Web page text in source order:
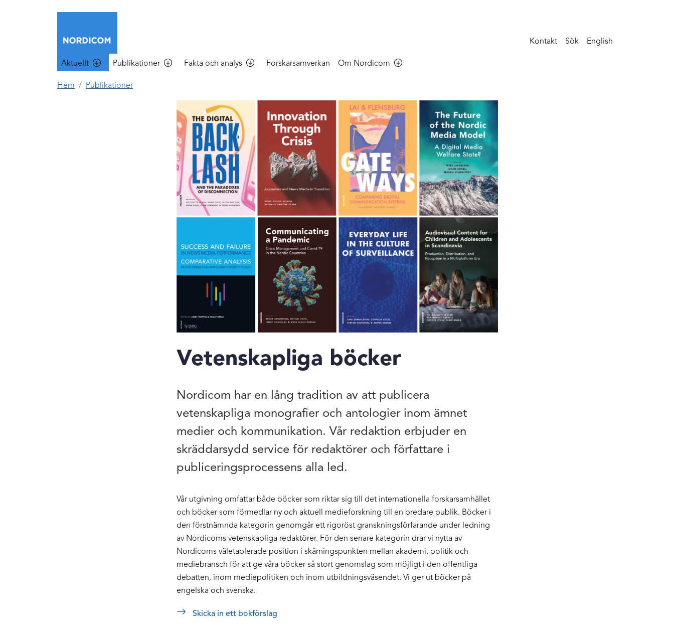
Kontakt Sök English
Main menu
Aktuellt Publikationer Fakta och analys Forskarsamverkan Om Nordicom
Hem Publikationer
Vetenskapliga böcker
Nordicom har en lång tradition av att publicera
vetenskapliga monografier och antologier inom ämnet
medier och kommunikation. Vår redaktion erbjuder en
skräddarsydd service för redaktörer och författare i
publiceringsprocessens alla led.
Vår utgivning omfattar både böcker som riktar sig till det internationella forskarsamhället
och böcker som förmedlar ny och aktuell medieforskning till en bredare publik. Böcker i
den förstnämnda kategorin genomgår ett rigoröst granskningsförfarande under ledning
av Nordicoms vetenskapliga redaktörer. För den senare kategorin drar vi nytta av
Nordicoms väletablerade position i skärningspunkten mellan akademi, politik och
mediebransch för att ge våra böcker så stort genomslag som möjligt i den offentliga
debatten, inom mediepolitiken och inom utbildningsväsendet. Vi ger ut böcker på
engelska och svenska.
Skicka in ett bokförslag